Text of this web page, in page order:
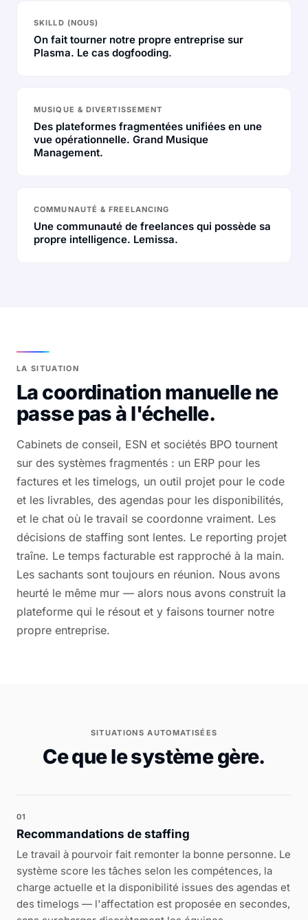
SKILLD (NOUS)
On fait tourner notre propre entreprise sur
Plasma. Le cas dogfooding.
MUSIQUE & DIVERTISSEMENT
Des plateformes fragmentées unifiées en une
vue opérationnelle. Grand Musique
Management.
COMMUNAUTÉ & FREELANCING
Une communauté de freelances qui possède sa
propre intelligence. Lemissa.
LA SITUATION
La coordination manuelle ne
passe pas à l'échelle.
Cabinets de conseil, ESN et sociétés BPO tournent
sur des systèmes fragmentés : un ERP pour les
factures et les timelogs, un outil projet pour le code
et les livrables, des agendas pour les disponibilités,
et le chat où le travail se coordonne vraiment. Les
décisions de staffing sont lentes. Le reporting projet
traîne. Le temps facturable est rapproché à la main.
Les sachants sont toujours en réunion. Nous avons
heurté le même mur — alors nous avons construit la
plateforme qui le résout et y faisons tourner notre
propre entreprise.
SITUATIONS AUTOMATISÉES
Ce que le système gère.
01
Recommandations de staffing
Le travail à pourvoir fait remonter la bonne personne. Le
système score les tâches selon les compétences, la
charge actuelle et la disponibilité issues des agendas et
des timelogs — l'affectation est proposée en secondes,